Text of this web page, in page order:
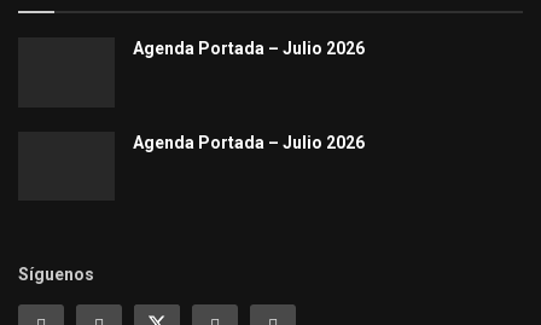
Agenda Portada – Julio 2026
Agenda Portada – Julio 2026
Síguenos